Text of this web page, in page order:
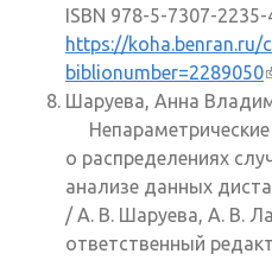
ISBN 978-5-7307-2235-
https://koha.benran.ru/
biblionumber=2289050
Шаруева, Анна
Непараметрические
о распределениях
анализе данных
/ А. В. Шаруева, А. В.
ответственный